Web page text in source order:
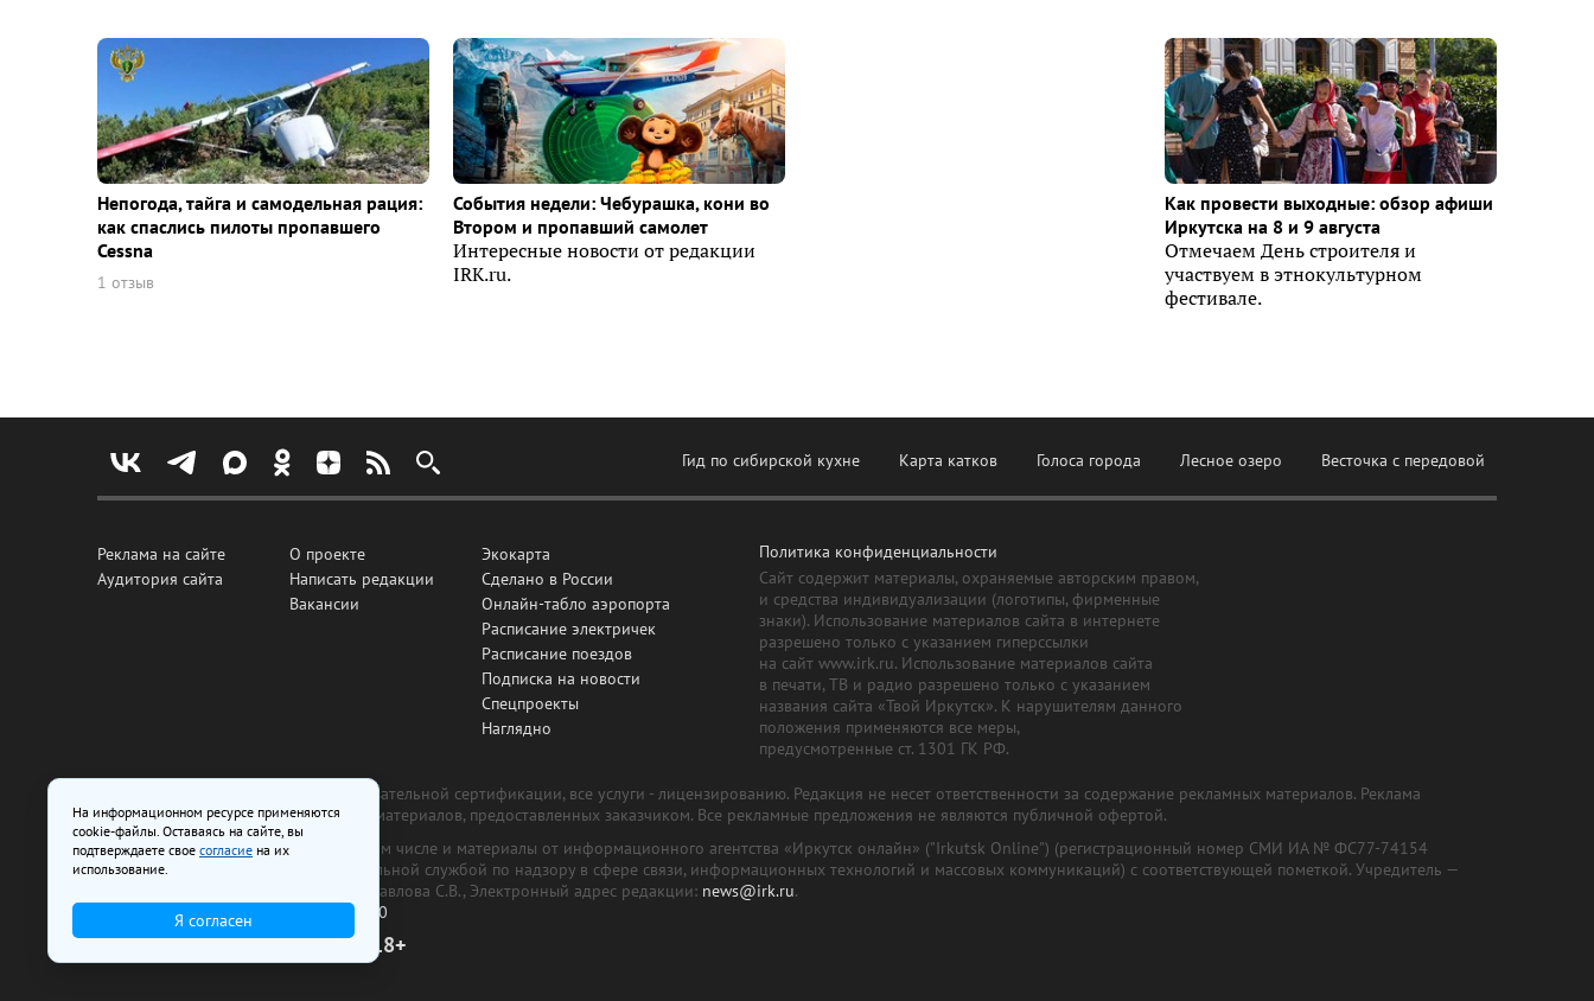
Непогода, тайга и самодельная рация:
как спаслись пилоты пропавшего
Cessna
1 отзыв
События недели: Чебурашка, кони во
Втором и пропавший самолет
Интересные новости от редакции
IRK.ru.
Как провести выходные: обзор афиши
Иркутска на 8 и 9 августа
Отмечаем День строителя и
участвуем в этнокультурном
фестивале.
Гид по сибирской кухне Карта катков Голоса города Лесное озеро Весточка с передовой
Реклама на сайте
Аудитория сайта
О проекте
Написать редакции
Вакансии
Экокарта
Сделано в России
Онлайн-табло аэропорта
Расписание электричек
Расписание поездов
Подписка на новости
Спецпроекты
Наглядно
Политика конфиденциальности
Сайт содержит материалы, охраняемые авторским правом,
и средства индивидуализации (логотипы, фирменные
знаки). Использование материалов сайта в интернете
разрешено только с указанием гиперссылки
на сайт www.irk.ru. Использование материалов сайта
в печати, ТВ и радио разрешено только с указанием
названия сайта «Твой Иркутск». К нарушителям данного
положения применяются все меры,
предусмотренные ст. 1301 ГК РФ.
Все рекламные товары подлежат обязательной сертификации, все услуги - лицензированию. Редакция не несет ответственности за содержание рекламных материалов. Реклама
изготовлена и размещена на основе материалов, предоставленных заказчиком. Все рекламные предложения не являются публичной офертой.
На сайте www.irk.ru размещаются в том числе и материалы от информационного агентства «Иркутск онлайн» ("Irkutsk Online") (регистрационный номер СМИ ИА № ФС77-74154
от 29 октября 2018 г., выдан Федеральной службой по надзору в сфере связи, информационных технологий и массовых коммуникаций) с соответствующей пометкой. Учредитель —
ООО «Ирк.ру». Главный редактор — Павлова С.В., Электронный адрес редакции: news@irk.ru.
Телефон редакции:
+7 (3952) 48-88-50
18+
На информационном ресурсе применяются
cookie-файлы. Оставаясь на сайте, вы
подтверждаете свое согласие на их
использование.
Я согласен